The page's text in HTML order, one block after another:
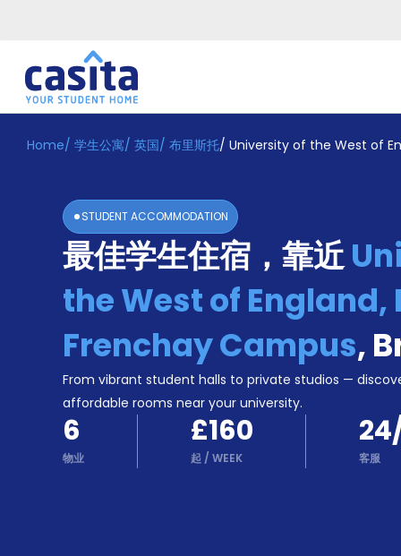
Home ZH GBP
入
Booking
Accommodation
Become
Partner
Support
support
Home/ 学生公寓/ 英国/ 布里斯托/ University of the West of
STUDENT ACCOMMODATION
最佳学生住宿，靠近
the West of
Frenchay Campus,
From vibrant student halls to private studios —
affordable rooms near your university.
6
物业
£160
起 / WEEK 客服